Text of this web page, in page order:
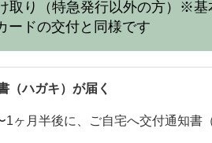
取り（特急発行以外の方）※
ードの交付と同様です
（ハガキ）が届く
1ヶ月半後に、ご自宅へ交付通知書